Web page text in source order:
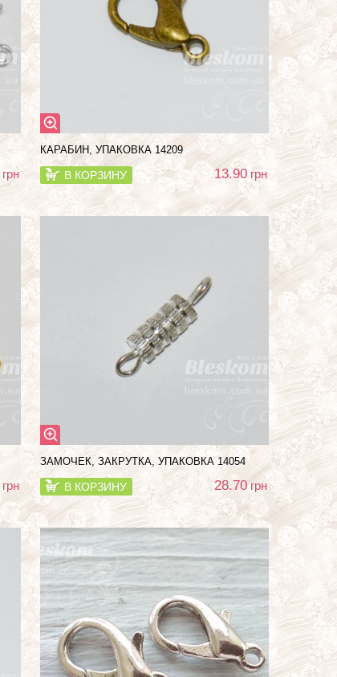
грн
КАРАБИН, УПАКОВКА 14209
В КОРЗИНУ 13.90 грн
грн
ЗАМОЧЕК, ЗАКРУТКА, УПАКОВКА 14054
В КОРЗИНУ 28.70грн